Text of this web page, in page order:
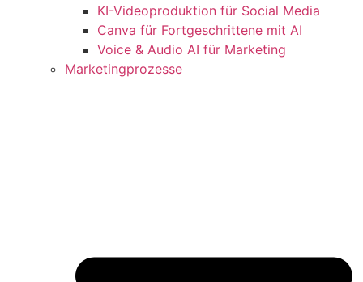
KI-Videoproduktion für Social Media
Canva für Fortgeschrittene mit AI
Voice & Audio AI für Marketing
Marketingprozesse